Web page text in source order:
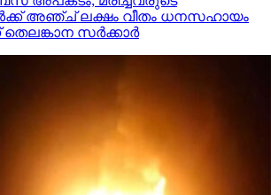
അഞ്ച് ലക്ഷം വീതം ധനസഹായം
സര്‍ക്കാര്‍